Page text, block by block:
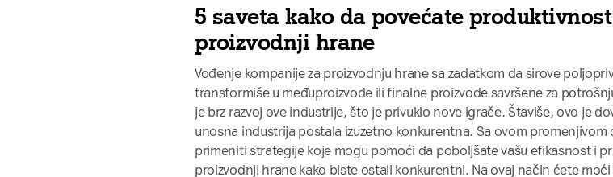
5 saveta kako da povećate
proizvodnji hrane
Vođenje kompanije za proizvodnju hrane sa zadatkom da sirove
transformiše u međuproizvode ili finalne proizvode savršene za
je brz razvoj ove industrije, što je privuklo nove igrače. Štaviše, ovo je
unosna industrija postala izuzetno konkurentna. Sa ovom promenjivom
primeniti strategije koje mogu pomoći da poboljšate vašu efikasnost i
proizvodnji hrane kako biste ostali konkurentni. Na ovaj način ćete